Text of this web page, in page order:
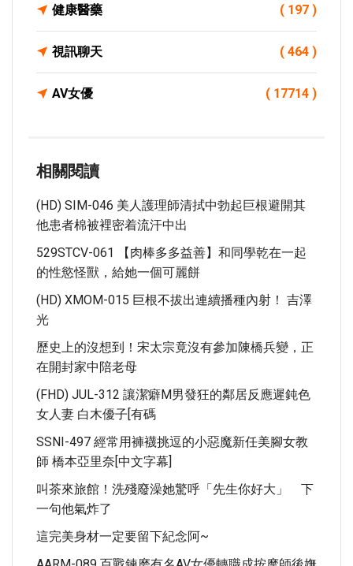
健康醫藥 ( 197 )
視訊聊天 ( 464 )
AV女優 ( 17714 )
相關閱讀
(HD) SIM-046 美人護理師清拭中勃起巨根避開其
他患者棉被裡密着流汗中出
529STCV-061 【肉棒多多益善】和同學乾在一起
的性慾怪獸，給她一個可麗餅
(HD) XMOM-015 巨根不拔出連續播種內射！ 吉澤
光
歷史上的沒想到！宋太宗竟沒有參加陳橋兵變，正
在開封家中陪老母
(FHD) JUL-312 讓潔癖M男發狂的鄰居反應遲鈍色
女人妻 白木優子[有碼
SSNI-497 經常用褲襪挑逗的小惡魔新任美腳女教
師 橋本亞里奈[中文字幕]
叫茶來旅館！洗殘廢澡她驚呼「先生你好大」 下
一句他氣炸了
這完美身材一定要留下紀念阿~